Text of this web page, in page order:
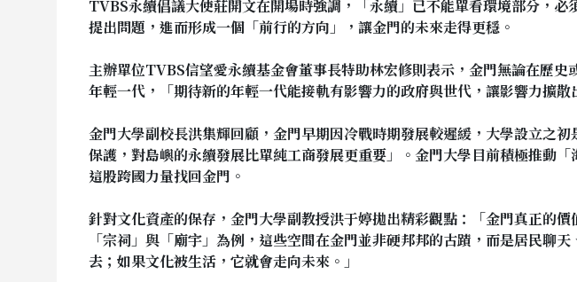
TVBS永續倡議大使莊開文在開場時強調，「永續」已不能單看環境部分，
提出問題，進而形成一個「前行的方向」，讓金門的未來走得更穩。
主辦單位TVBS信望愛永續基金會董事長特助林宏修則表示，金門無論在歷
年輕一代，「期待新的年輕一代能接軌有影響力的政府與世代，讓影響力擴散
金門大學副校長洪集輝回顧，金門早期因冷戰時期發展較遲緩，大學設立之
保護，對島嶼的永續發展比單純工商發展更重要」。金門大學目前積極推動
這股跨國力量找回金門。
針對文化資產的保存，金門大學副教授洪于婷拋出精彩觀點：「金門真正的
「宗祠」與「廟宇」為例，這些空間在金門並非硬邦邦的古蹟，而是居民聊
去；如果文化被生活，它就會走向未來。」